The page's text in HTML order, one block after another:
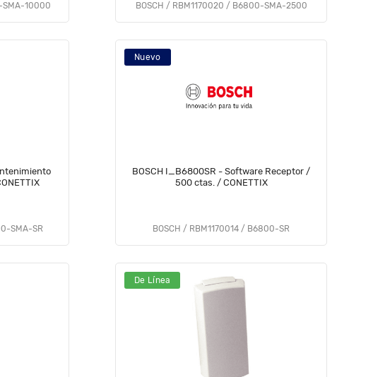
SMA-10000 BOSCH / RBM1170020 / B6800-SMA-2500
SMA-SR
Nuevo
BOSCH I_B6800SR - Software Receptor /
500 ctas. / CONETTIX
BOSCH / RBM1170014 / B6800-SR
De Línea